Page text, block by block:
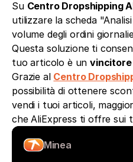
Su Centro Dropshipping
utilizzare la scheda
volume degli ordini
Questa soluzione ti
tuo articolo è un vincitore
Grazie al Centro
possibilità di ottenere
vendi i tuoi articoli,
che AliExpress ti offre sui
Minea